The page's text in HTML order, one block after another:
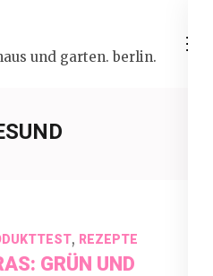
und garten. berlin.
, REZEPTE
GRÜN UND